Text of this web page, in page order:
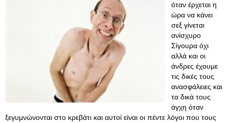
όταν έρχεται η
ώρα να κάνει
σεξ γίνεται
ανίσχυρο
Σίγουρα όχι
αλλά και οι
άνδρες έχουμε
τις δικές τους
ανασφάλειες και
τα δικά τους
άγχη όταν
ξεγυμνώνονται στο κρεβάτι και αυτοί είναι οι πέντε λόγοι που τους